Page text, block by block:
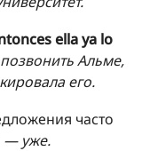
ella ya lo
Альме,
его.
часто
— уже.